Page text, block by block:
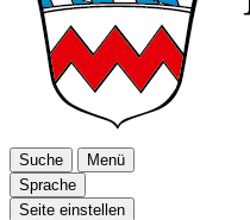
Suche
Menü
Sprache
Seite einstellen